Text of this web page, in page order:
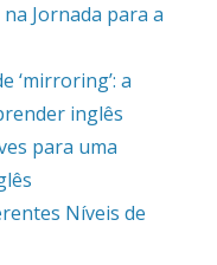
Jornada para a
‘mirroring’: a
inglês
para uma
Níveis de